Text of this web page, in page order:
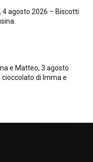
4 agosto 2026 – Biscotti
e Matteo, 3 agosto
di Imma e